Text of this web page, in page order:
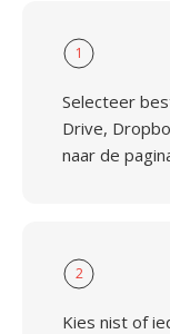
1
Selecteer
Drive,
naar de
2
Kies nist of